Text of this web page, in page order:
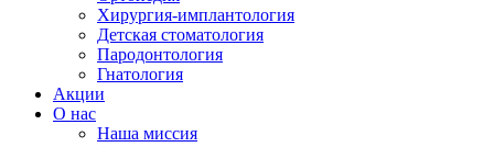
Хирургия-имплантология
Детская стоматология
Пародонтология
Гнатология
Акции
О нас
Наша миссия